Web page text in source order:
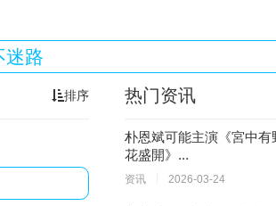
迷路
排序 热门资讯
朴恩斌可能主演《宮中有
花盛開》...
资讯 2026-03-24